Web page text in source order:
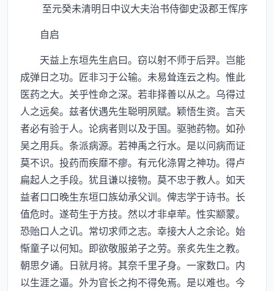
至元癸未清明日中议大夫治书侍御史汲郡王恽序
自启
天益上东垣先生启曰。窃以射不师于后羿。岂能
成弹日之功。匠非习于公输。未易耸连云之构。惟此
医药之大。关乎性命之深。若非择善以从之。乌得过
人之远矣。兹者伏遇先生聪明夙赋。颖悟生资。言天
者必有验于人。论病者则以及于国。驱驰药物。如孙
吴之用兵。条派病源。若神禹之行水。是以问病而证
莫不识。投药而疾靡不瘳。有元化涤胃之神功。得卢
扁起人之手段。犹且谦以接物。莫不忠于教人。如天
益者口口晚生东垣口族幼承父训。俾志学于诗书。长
值危时。遂苟生于方技。然以才非卓荦。性实颛蒙。
恐贻口人之讥。常切求师之志。幸接大人之余论。始
惭童子以何知。即欲敬服弟子之劳。亲炙先生之教。
朝思夕诵。日就月将。其奈千里孑身。一家数口。内
以生涯之逼。外为官长之拘不得免焉。是以难也。今